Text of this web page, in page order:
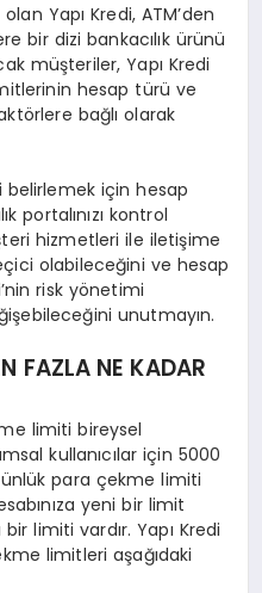
Yapı Kredi, ATM’den
bir dizi bankacılık ürünü
müşteriler, Yapı Kredi
hesap türü ve
bağlı olarak
için hesap
portalınızı kontrol
hizmetleri ile iletişime
olabileceğini ve hesap
risk yönetimi
unutmayın.
FAZLA NE KADAR
limiti bireysel
kullanıcılar için 5000
para çekme limiti
yeni bir limit
limiti vardır. Yapı Kredi
limitleri aşağıdaki